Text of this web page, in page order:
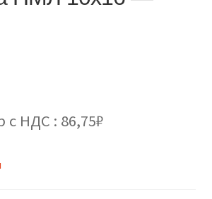
с НДС : 86,75₽